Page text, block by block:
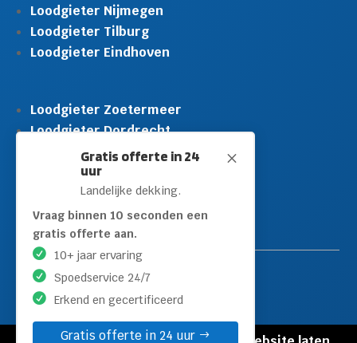
M
Gratis offerte in 24
uur
Landelijke dekking.
Vraag binnen 10 seconden een
gratis offerte aan.
10+ jaar ervaring
Spoedservice 24/7
Erkend en gecertificeerd
Gratis offerte in 24 uur
Loodgieter Nijmegen
Loodgieter Tilburg
Loodgieter Eindhoven
Loodgieter Zoetermeer
Loodgieter Dordrecht
Loodgieter Rijswijk
Loodgieter Schiedam
Loodgieter Leidschendam
Loodgieter Hilversum